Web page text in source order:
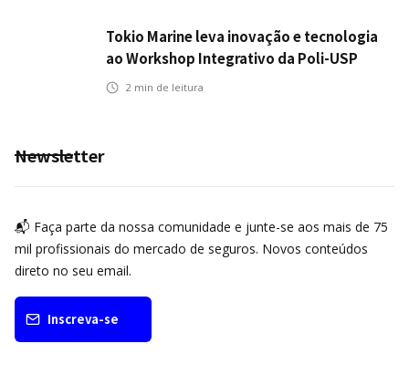
Tokio Marine leva inovação e tecnologia
ao Workshop Integrativo da Poli-USP
2 min de leitura
Newsletter
📬 Faça parte da nossa comunidade e junte-se aos mais de 75
mil profissionais do mercado de seguros. Novos conteúdos
direto no seu email.
Inscreva-se